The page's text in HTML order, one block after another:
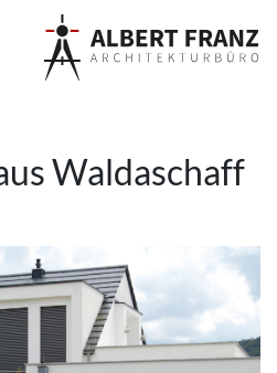
Waldaschaff